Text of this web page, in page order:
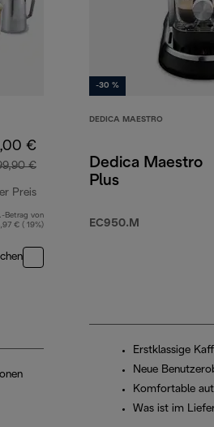
€
€
Preis
Originalpreis 299,90 €
Betrag von
€ ( 19%)
-30 %
DEDICA MAESTRO
Dedica Maestro
Plus
EC950.M
Erstklassige
Neue
Komfortable
Was ist im